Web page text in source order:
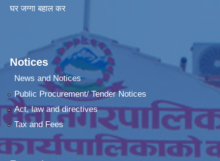
घर जग्गा बहाल कर
Notices
News and Notices
Public Procurement/ Tender Notices
Act, law and directives
Tax and Fees